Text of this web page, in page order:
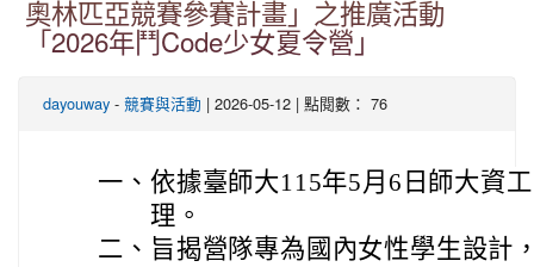
奧林匹亞競賽參賽計畫」之推廣活動
「2026年鬥Code少女夏令營」
dayouway - 競賽與活動 | 2026-05-12 | 點閱數： 76
一、 依據臺師大115年5月6日師大資
理。
二、 旨揭營隊專為國內女性學生設計